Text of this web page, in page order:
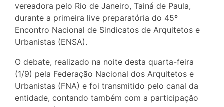
vereadora pelo Rio de Janeiro, Tainá de Paula,
durante a primeira live preparatória do 45º
Encontro Nacional de Sindicatos de Arquitetos e
Urbanistas (ENSA).
O debate, realizado na noite desta quarta-feira
(1/9) pela Federação Nacional dos Arquitetos e
Urbanistas (FNA) e foi transmitido pelo canal da
entidade, contando também com a participação